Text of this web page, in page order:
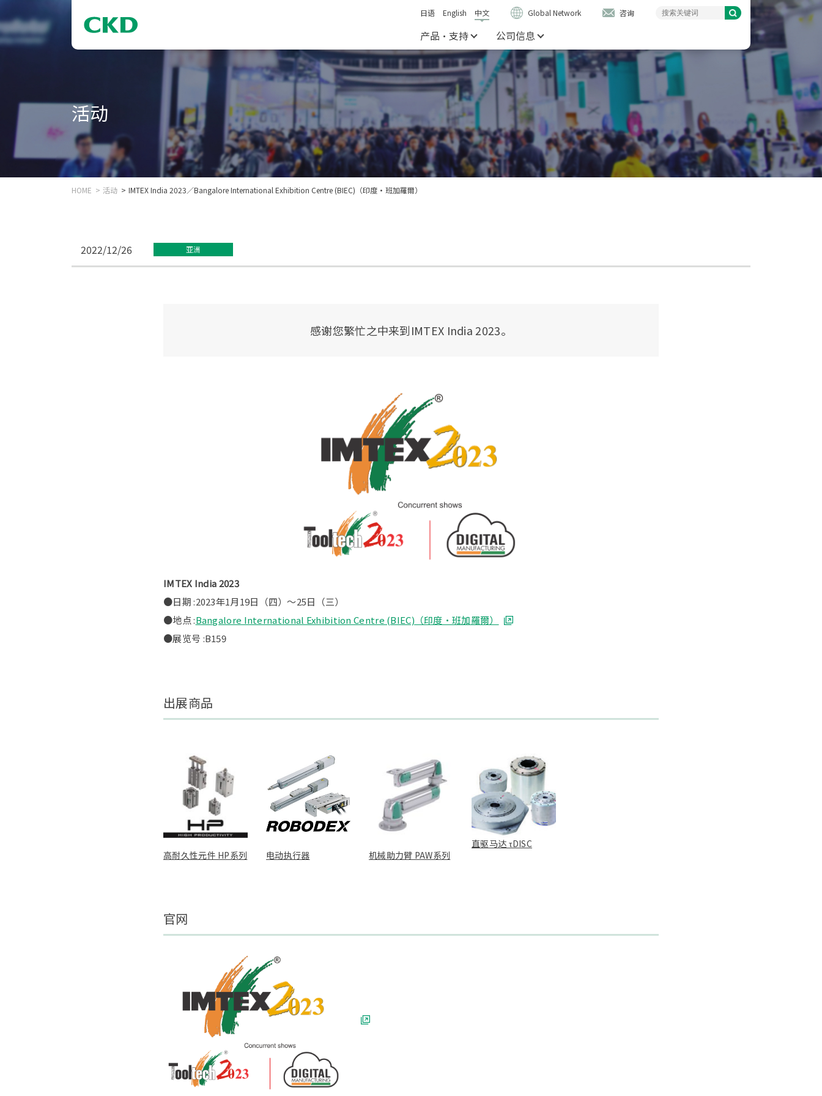
日语 English 中文 Global Network 咨询
产品・支持 公司信息
活动
HOME 活动 IMTEX India 2023／Bangalore International Exhibition Centre (BIEC)（印度・班加羅爾）
2022/12/26 亚洲
感谢您繁忙之中来到IMTEX India 2023。
IMTEX India 2023
●日期 :2023年1月19日（四）～25日（三）
●地点 :Bangalore International Exhibition Centre (BIEC)（印度・班加羅爾）
●展览号 :B159
出展商品
高耐久性元件 HP系列 电动执行器 机械助力臂 PAW系列
直驱马达 τDISC
官网